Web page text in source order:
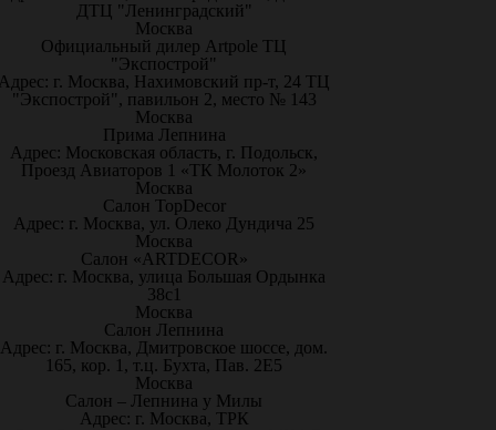
ДТЦ "Ленинградский"
Москва
Официальный дилер Artpole ТЦ
"Экспострой"
г. Москва, Нахимовский пр-т, 24 ТЦ
"Экспострой", павильон 2, место № 143
Москва
Прима Лепнина
Адрес: Московская область, г. Подольск,
Проезд Авиаторов 1 «ТК Молоток 2»
Москва
Салон TopDecor
Адрес: г. Москва, ул. Олеко Дундича 25
Москва
Салон «ARTDECOR»
Адрес: г. Москва, улица Большая Ордынка
38с1
Москва
Салон Лепнина
Адрес: г. Москва, Дмитровское шоссе, дом.
165, кор. 1, т.ц. Бухта, Пав. 2Е5
Москва
Салон – Лепнина у Милы
Адрес: г. Москва, ТРК